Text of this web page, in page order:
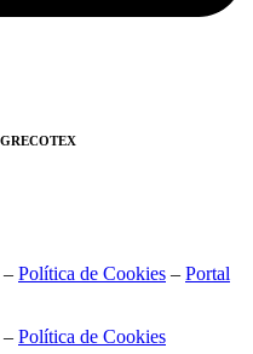
– Política de Cookies – Portal
– Política de Cookies